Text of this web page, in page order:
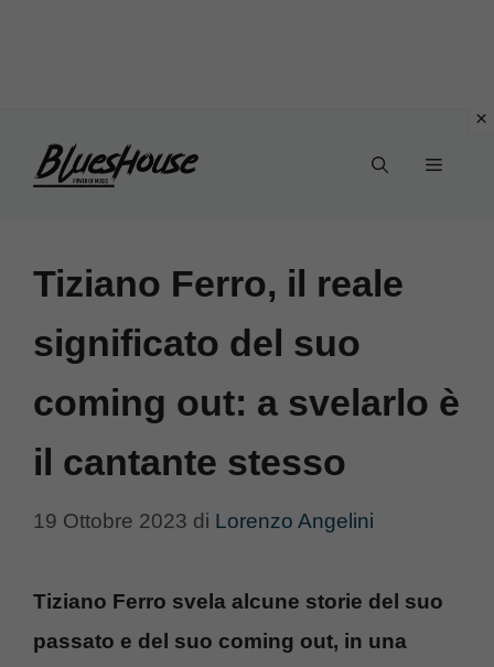
Menu
Tiziano Ferro, il reale
significato del suo
coming out: a svelarlo è
il cantante stesso
19 Ottobre 2023 di Lorenzo Angelini
Tiziano Ferro svela alcune storie del suo
passato e del suo coming out, in una